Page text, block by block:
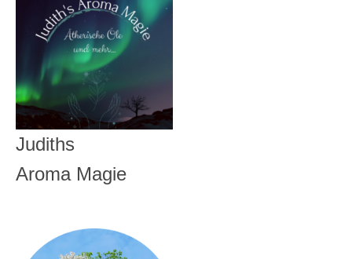
Judiths
Aroma Magie